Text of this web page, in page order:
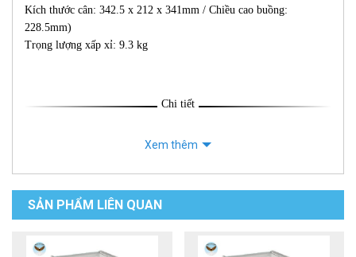
Kích thước cân: 342.5 x 212 x 341mm / Chiều cao buồng:
228.5mm)
Trọng lượng xấp xỉ: 9.3 kg
Chi tiết
Xem thêm
SẢN PHẨM LIÊN QUAN